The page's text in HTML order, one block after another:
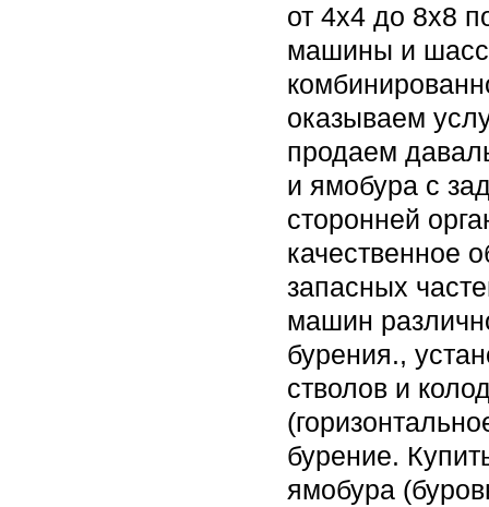
от 4х4 до 8х8
машины и
оказываем
продаем
и ямобура с
сторонней
качественное
запасных
машин
бурения.,
стволов и
бурение.
ямобура